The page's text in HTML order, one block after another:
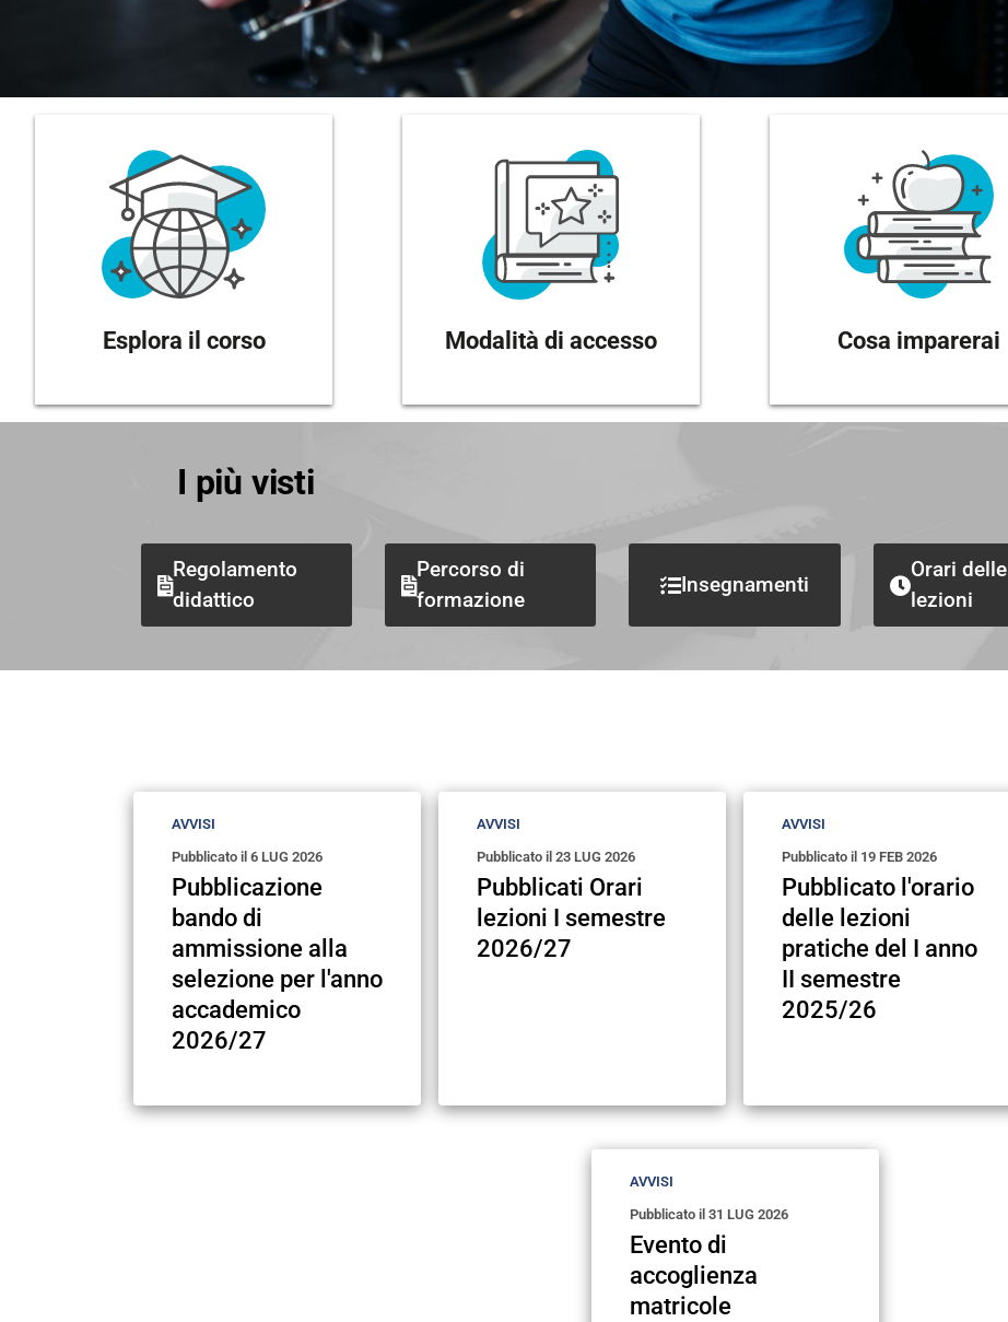
Esplora il corso Modalità di accesso Cosa imparerai
I più visti
Regolamento
didattico
Percorso di
formazione
Insegnamenti
Orari delle
lezioni
AVVISI
Pubblicato il 6 LUG 2026
Pubblicazione
bando di
ammissione alla
selezione per l'anno
accademico
2026/27
AVVISI
Pubblicato il 23 LUG 2026
Pubblicati Orari
lezioni I semestre
2026/27
AVVISI
Pubblicato il 19 FEB 2026
Pubblicato l'orario
delle lezioni
pratiche del I anno
II semestre
2025/26
AVVISI
Pubblicato il 31 LUG 2026
Evento di
accoglienza
matricole